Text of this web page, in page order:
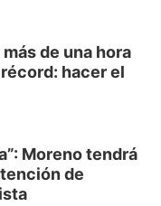
de una hora
hacer el
Moreno tendrá
de